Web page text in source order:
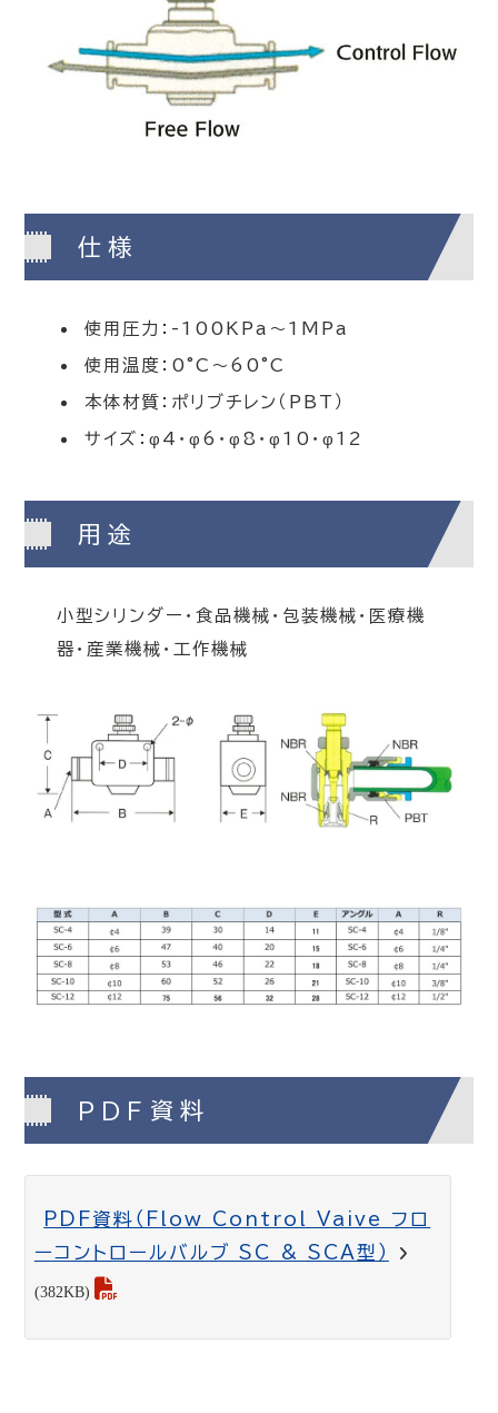
仕様
使用圧力：-100KPa～1MPa
使用温度：0°C～60°C
本体材質：ポリブチレン（PBT）
サイズ：φ4・φ6・φ8・φ10・φ12
用途
小型シリンダー・食品機械・包装機械・医療機
器・産業機械・工作機械
PDF資料
PDF資料（Flow Control Vaive フロ
ーコントロールバルブ SC & SCA型）
(382KB)